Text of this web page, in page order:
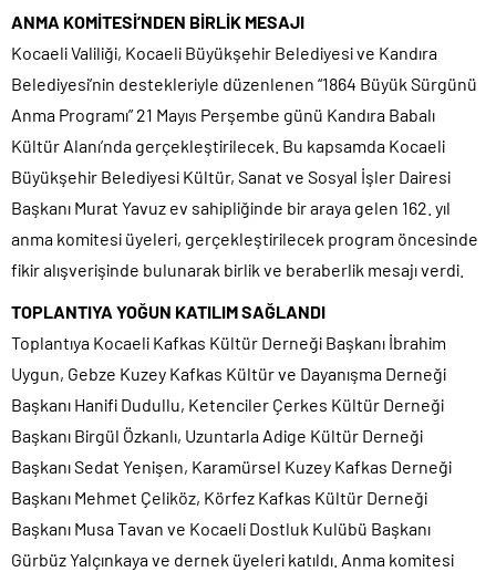
ANMA KOMİTESİ’NDEN BİRLİK MESAJI
Kocaeli Valiliği, Kocaeli Büyükşehir Belediyesi ve Kandıra
Belediyesi’nin destekleriyle düzenlenen “1864 Büyük Sürgünü
Anma Programı” 21 Mayıs Perşembe günü Kandıra Babalı
Kültür Alanı’nda gerçekleştirilecek. Bu kapsamda Kocaeli
Büyükşehir Belediyesi Kültür, Sanat ve Sosyal İşler Dairesi
Başkanı Murat Yavuz ev sahipliğinde bir araya gelen 162. yıl
anma komitesi üyeleri, gerçekleştirilecek program öncesinde
fikir alışverişinde bulunarak birlik ve beraberlik mesajı verdi.
TOPLANTIYA YOĞUN KATILIM SAĞLANDI
Toplantıya Kocaeli Kafkas Kültür Derneği Başkanı İbrahim
Uygun, Gebze Kuzey Kafkas Kültür ve Dayanışma Derneği
Başkanı Hanifi Dudullu, Ketenciler Çerkes Kültür Derneği
Başkanı Birgül Özkanlı, Uzuntarla Adige Kültür Derneği
Başkanı Sedat Yenişen, Karamürsel Kuzey Kafkas Derneği
Başkanı Mehmet Çeliköz, Körfez Kafkas Kültür Derneği
Başkanı Musa Tavan ve Kocaeli Dostluk Kulübü Başkanı
Gürbüz Yalçınkaya ve dernek üyeleri katıldı. Anma komitesi